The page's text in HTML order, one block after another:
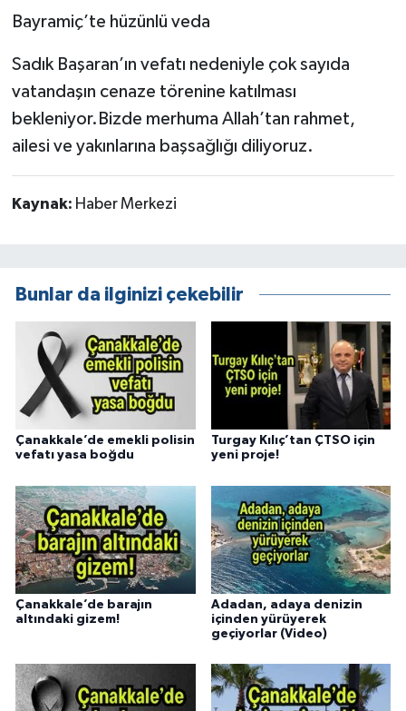
Bayramiç’te hüzünlü veda
Sadık Başaran’ın vefatı nedeniyle çok sayıda
vatandaşın cenaze törenine katılması
bekleniyor.Bizde merhuma Allah’tan rahmet,
ailesi ve yakınlarına başsağlığı diliyoruz.
Kaynak: Haber Merkezi
Bunlar da ilginizi çekebilir
Çanakkale’de emekli polisin
vefatı yasa boğdu
Turgay Kılıç’tan ÇTSO için
yeni proje!
Çanakkale’de barajın
altındaki gizem!
Adadan, adaya denizin
içinden yürüyerek
geçiyorlar (Video)